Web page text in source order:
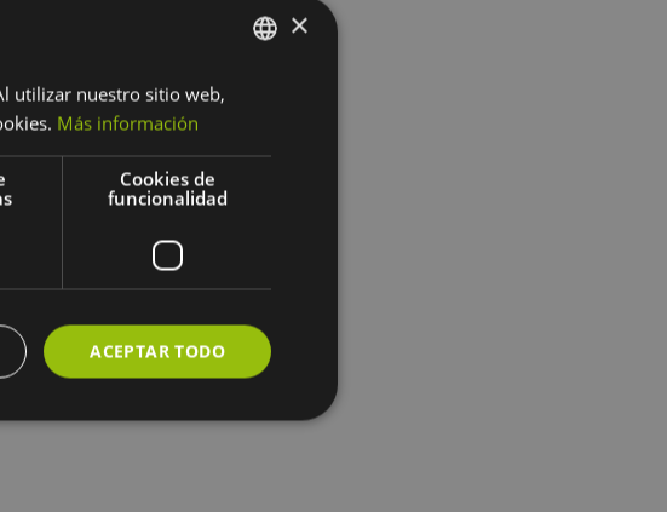
×
utilizar nuestro sitio web,
Más información
Cookies de
funcionalidad
ACEPTAR TODO